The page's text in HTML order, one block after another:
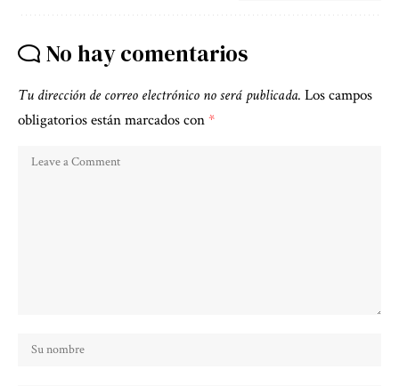
No hay comentarios
Tu dirección de correo electrónico no será publicada. Los campos
obligatorios están marcados con*